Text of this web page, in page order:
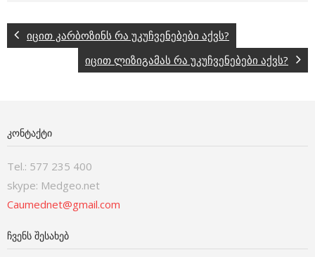
იცით კარბოზინს რა უკუჩვენებები აქვს?
იცით ლიზიგამას რა უკუჩვენებები აქვს?
ᲙᲝᲜᲢᲐᲥᲢᲘ
Tel.: 577 235 400
skype: Medgeo.net
Caumednet@gmail.com
ᲩᲕᲔᲜᲡ ᲨᲔᲡᲐᲮᲔᲑ